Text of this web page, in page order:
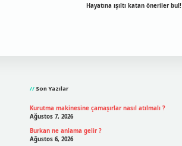
Hayatına ışıltı katan öneriler bul!
Son Yazılar
Kurutma makinesine çamaşırlar nasıl atılmalı ?
Ağustos 7, 2026
Burkan ne anlama gelir ?
Ağustos 6, 2026